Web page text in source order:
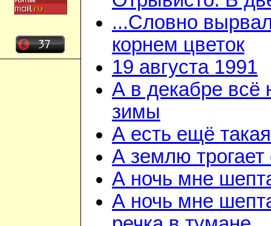
...Словно
корнем цветок
19 августа 1991
А в декабре всё
зимы
А есть ещё
А землю трогает
А ночь мне
А ночь мне